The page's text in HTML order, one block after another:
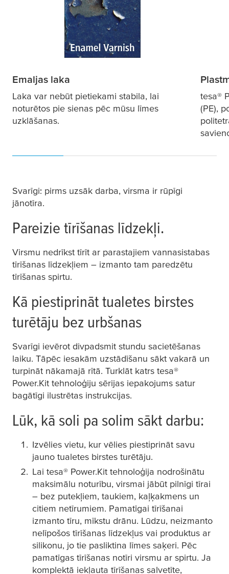
Emaljas laka
Laka var nebūt pietiekami stabila, lai
noturētos pie sienas pēc mūsu līmes
uzklāšanas.
tesa®
(PE),
Svarīgi: pirms uzsāk darba, virsma ir rūpīgi
jānotīra.
Pareizie tīrīšanas līdzekļi.
Virsmu nedrīkst tīrīt ar parastajiem vannasistabas
tīrīšanas līdzekļiem – izmanto tam paredzētu
tīrīšanas spirtu.
Kā piestiprināt tualetes birstes
turētāju bez urbšanas
Svarīgi ievērot divpadsmit stundu sacietēšanas
laiku. Tāpēc iesakām uzstādīšanu sākt vakarā un
turpināt nākamajā rītā. Turklāt katrs tesa®
Power.Kit tehnoloģiju sērijas iepakojums satur
bagātīgi ilustrētas instrukcijas.
Lūk, kā soli pa solim sākt darbu:
Izvēlies vietu, kur vēlies piestiprināt savu
jauno tualetes birstes turētāju.
Lai tesa® Power.Kit tehnoloģija nodrošinātu
maksimālu noturību, virsmai jābūt pilnīgi tīrai
– bez putekļiem, taukiem, kaļķakmens un
citiem netīrumiem. Pamatīgai tīrīšanai
izmanto tīru, mīkstu drānu. Lūdzu, neizmanto
nelīpošos tīrīšanas līdzekļus vai produktus ar
silikonu, jo tie pasliktina līmes saķeri. Pēc
pamatīgas tīrīšanas notīri virsmu ar spirtu. Ja
komplektā iekļauta tīrīšanas salvetīte,